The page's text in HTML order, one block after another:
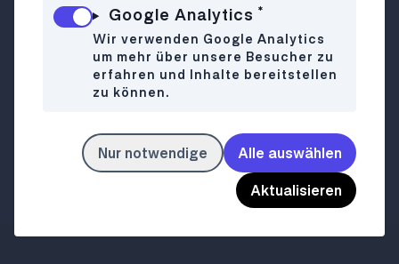
Naschmarkt Stand 412-415
1060 Wien
015858253
So
Closed
doan.at
Google Analytics *
Wir verwenden Google Analytics
um mehr über unsere Besucher zu
erfahren und Inhalte bereitstellen
zu können.
Nur notwendige Alle auswählen
Aktualisieren